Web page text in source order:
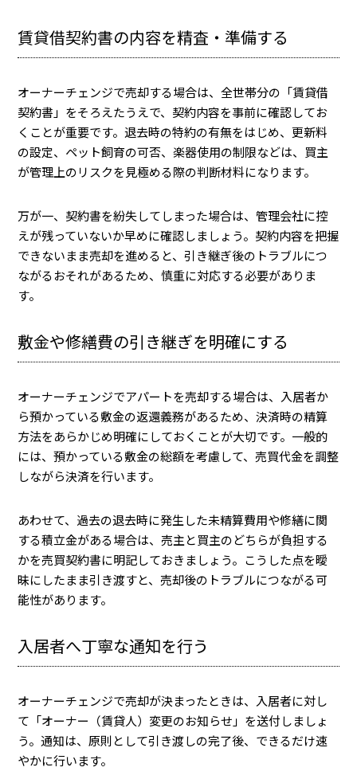
賃貸借契約書の内容を精査・準備する
オーナーチェンジで売却する場合は、全世帯分の「賃貸借
契約書」をそろえたうえで、契約内容を事前に確認してお
くことが重要です。退去時の特約の有無をはじめ、更新料
の設定、ペット飼育の可否、楽器使用の制限などは、買主
が管理上のリスクを見極める際の判断材料になります。
万が一、契約書を紛失してしまった場合は、管理会社に控
えが残っていないか早めに確認しましょう。契約内容を把握
できないまま売却を進めると、引き継ぎ後のトラブルにつ
ながるおそれがあるため、慎重に対応する必要がありま
す。
敷金や修繕費の引き継ぎを明確にする
オーナーチェンジでアパートを売却する場合は、入居者か
ら預かっている敷金の返還義務があるため、決済時の精算
方法をあらかじめ明確にしておくことが大切です。一般的
には、預かっている敷金の総額を考慮して、売買代金を調整
しながら決済を行います。
あわせて、過去の退去時に発生した未精算費用や修繕に関
する積立金がある場合は、売主と買主のどちらが負担する
かを売買契約書に明記しておきましょう。こうした点を曖
昧にしたまま引き渡すと、売却後のトラブルにつながる可
能性があります。
入居者へ丁寧な通知を行う
オーナーチェンジで売却が決まったときは、入居者に対し
て「オーナー（賃貸人）変更のお知らせ」を送付しましょ
う。通知は、原則として引き渡しの完了後、できるだけ速
やかに行います。